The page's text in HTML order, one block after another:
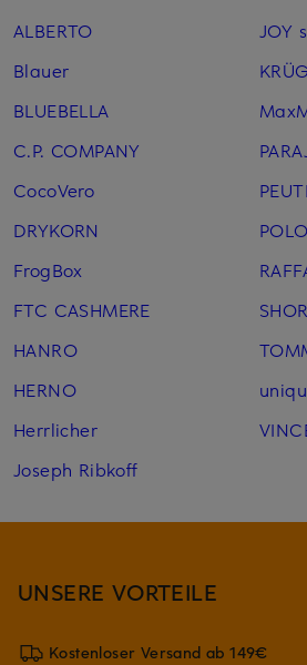
ALBERTO
Blauer
BLUEBELLA
C.P. COMPANY
CocoVero
DRYKORN
FrogBox
FTC CASHMERE
HANRO
HERNO
Herrlicher
Joseph Ribkoff
JOY
UNSERE VORTEILE
Kostenloser Versand ab 149€